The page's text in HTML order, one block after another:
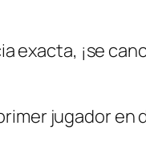
exacta, ¡se
jugador